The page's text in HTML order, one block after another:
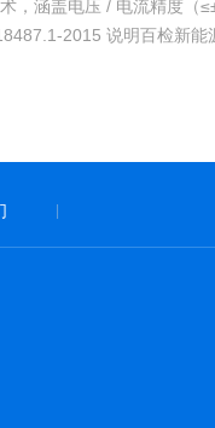
，涵盖电压 / 电流精度（
2015 说明百检新能